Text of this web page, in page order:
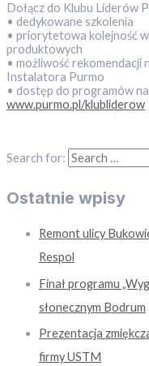
Dołącz do Klubu Liderów
• dedykowane szkolenia
• priorytetowa kolejność
produktowych
• możliwość rekomendacji
Instalatora Purmo
• dostęp do programów
www.purmo.pl/klubliderow
Search for:
Ostatnie wpisy
Remont ulicy
Respol
Finał programu
słonecznym Bodrum
Prezentacja
firmy USTM